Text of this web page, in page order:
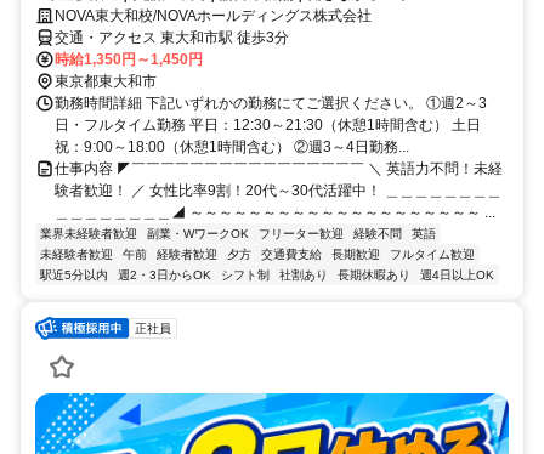
NOVA東大和校/NOVAホールディングス株式会社
交通・アクセス 東大和市駅 徒歩3分
時給1,350円～1,450円
東京都東大和市
勤務時間詳細 下記いずれかの勤務にてご選択ください。 ①週2～3
日・フルタイム勤務 平日：12:30～21:30（休憩1時間含む） 土日
祝：9:00～18:00（休憩1時間含む） ②週3～4日勤務...
仕事内容 ◤￣￣￣￣￣￣￣￣￣￣￣￣￣￣￣￣ ＼ 英語力不問！未経
験者歓迎！ ／ 女性比率9割！20代～30代活躍中！ ＿＿＿＿＿＿＿＿
＿＿＿＿＿＿＿＿◢ ～～～～～～～～～～～～～～～～～～～～ ...
業界未経験者歓迎 副業・WワークOK フリーター歓迎 経験不問
英語
未経験者歓迎
午前 経験者歓迎 夕方 交通費支給 長期歓迎
フルタイム歓迎
駅近5分以内
週2・3日からOK シフト制 社割あり 長期休暇あり 週4日以上OK
正社員